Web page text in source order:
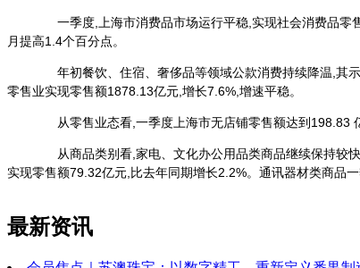
一季度,上海市消费品市场运行平稳,实现社会消费品零
月提高1.4个百分点。
年初餐饮、住宿、奢侈品等领域公款消费持续降温,其示
零售业实现零售额1878.13亿元,增长7.6%,增速平稳。
从零售业态看,一季度上海市无店铺零售额达到198.83
从商品类别看,家电、文化办公用品类商品继续保持较
实现零售额79.32亿元,比去年同期增长2.2%。通讯器材类商品
最新资讯